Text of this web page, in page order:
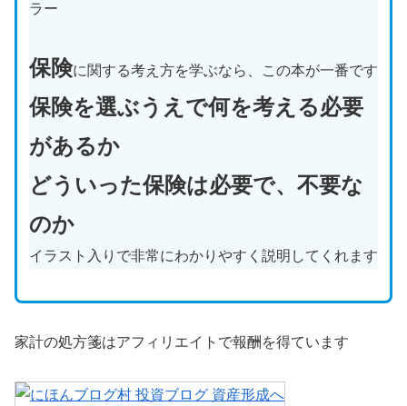
ラー
保険に関する考え方を学ぶなら、この本が一番です
保険を選ぶうえで何を考える必要
があるか
どういった保険は必要で、不要な
のか
イラスト入りで非常にわかりやすく説明してくれます
家計の処方箋はアフィリエイトで報酬を得ています